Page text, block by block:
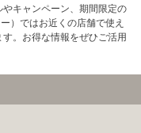
キャンペーン、期間限定の
）ではお近くの店舗で使え
。お得な情報をぜひご活用